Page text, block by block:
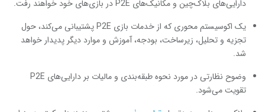
دارایی‌های بلاک‌چین و مکانیک‌های P2E در بازی‌های خود خواهند رفت.
یک اکوسیستم محوری که از خدمات بازی P2E پشتیبانی می‌کند، حول
تجزیه و تحلیل، زیرساخت، بودجه، آموزش و موارد دیگر پدیدار خواهد
شد.
وضوح نظارتی در مورد نحوه طبقه‌بندی و مالیات بر دارایی‌های P2E
تقویت می‌شود.